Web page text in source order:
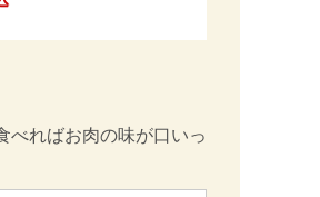
べればお肉の味が口いっ